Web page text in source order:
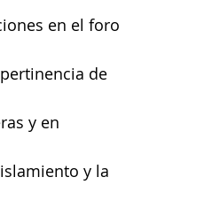
en el foro
de
y en
y la